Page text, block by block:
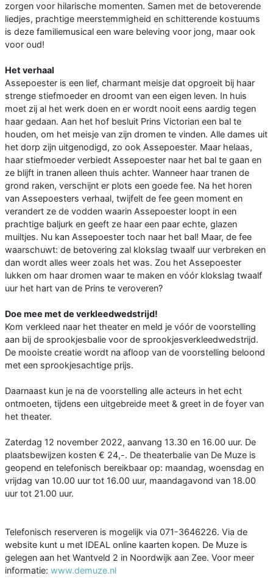
zorgen voor hilarische momenten. Samen met de betoverende
liedjes, prachtige meerstemmigheid en schitterende kostuums
is deze familiemusical een ware beleving voor jong, maar ook
voor oud!
Het verhaal
Assepoester is een lief, charmant meisje dat opgroeit bij haar
strenge stiefmoeder en droomt van een eigen leven. In huis
moet zij al het werk doen en er wordt nooit eens aardig tegen
haar gedaan. Aan het hof besluit Prins Victorian een bal te
houden, om het meisje van zijn dromen te vinden. Alle dames uit
het dorp zijn uitgenodigd, zo ook Assepoester. Maar helaas,
haar stiefmoeder verbiedt Assepoester naar het bal te gaan en
ze blijft in tranen alleen thuis achter. Wanneer haar tranen de
grond raken, verschijnt er plots een goede fee. Na het horen
van Assepoesters verhaal, twijfelt de fee geen moment en
verandert ze de vodden waarin Assepoester loopt in een
prachtige baljurk en geeft ze haar een paar echte, glazen
muiltjes. Nu kan Assepoester toch naar het bal! Maar, de fee
waarschuwt: de betovering zal klokslag twaalf uur verbreken en
dan wordt alles weer zoals het was. Zou het Assepoester
lukken om haar dromen waar te maken en vóór klokslag twaalf
uur het hart van de Prins te veroveren?
Doe mee met de verkleedwedstrijd!
Kom verkleed naar het theater en meld je vóór de voorstelling
aan bij de sprookjesbalie voor de sprookjesverkleedwedstrijd.
De mooiste creatie wordt na afloop van de voorstelling beloond
met een sprookjesachtige prijs.
Daarnaast kun je na de voorstelling alle acteurs in het echt
ontmoeten, tijdens een uitgebreide meet & greet in de foyer van
het theater.
Zaterdag 12 november 2022, aanvang 13.30 en 16.00 uur. De
plaatsbewijzen kosten € 24,-. De theaterbalie van De Muze is
geopend en telefonisch bereikbaar op: maandag, woensdag en
vrijdag van 10.00 uur tot 16.00 uur, maandagavond van 18.00
uur tot 21.00 uur.
Telefonisch reserveren is mogelijk via 071-3646226. Via de
website kunt u met IDEAL online kaarten kopen. De Muze is
gelegen aan het Wantveld 2 in Noordwijk aan Zee. Voor meer
informatie: www.demuze.nl